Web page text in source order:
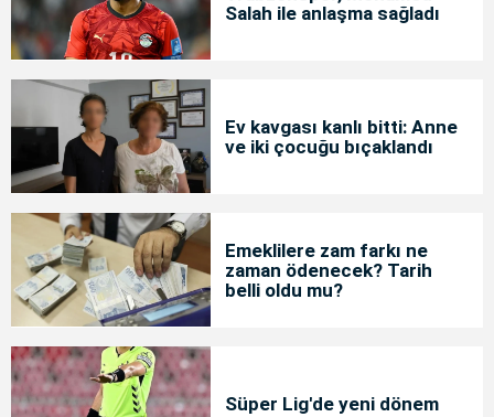
Salah ile anlaşma sağladı
Ev kavgası kanlı bitti: Anne
ve iki çocuğu bıçaklandı
Emeklilere zam farkı ne
zaman ödenecek? Tarih
belli oldu mu?
Süper Lig'de yeni dönem